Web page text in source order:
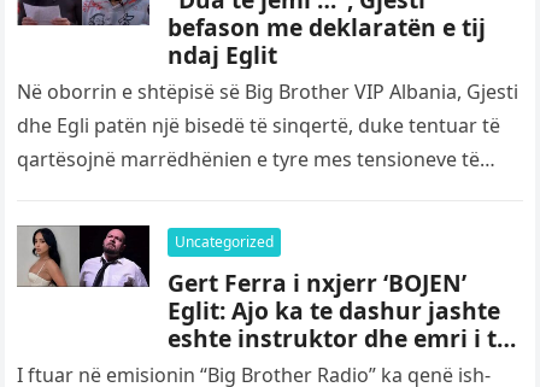
befason me deklaratën e tij
ndaj Eglit
Në oborrin e shtëpisë së Big Brother VIP Albania, Gjesti
dhe Egli patën një bisedë të sinqertë, duke tentuar të
qartësojnë marrëdhënien e tyre mes tensioneve të…
Uncategorized
Gert Ferra i nxjerr ‘BOJEN’
Eglit: Ajo ka te dashur jashte
eshte instruktor dhe emri i tij
eshte…
I ftuar në emisionin “Big Brother Radio” ka qenë ish-